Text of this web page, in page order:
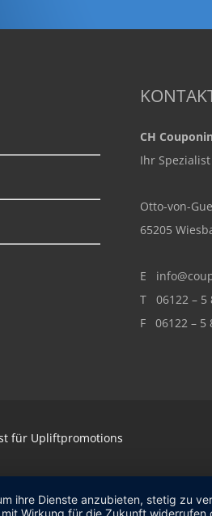
CH
Ihr
Otto-von-
65205
E
T06122 – 5
F 06122 – 5
für Upliftpromotions
ihre Dienste anzubieten, stetig zu
Wirkung für die Zukunft widerrufen